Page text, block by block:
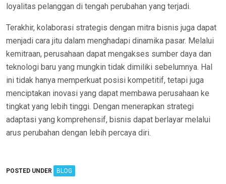
loyalitas pelanggan di tengah perubahan yang terjadi.
Terakhir, kolaborasi strategis dengan mitra bisnis juga dapat
menjadi cara jitu dalam menghadapi dinamika pasar. Melalui
kemitraan, perusahaan dapat mengakses sumber daya dan
teknologi baru yang mungkin tidak dimiliki sebelumnya. Hal
ini tidak hanya memperkuat posisi kompetitif, tetapi juga
menciptakan inovasi yang dapat membawa perusahaan ke
tingkat yang lebih tinggi. Dengan menerapkan strategi
adaptasi yang komprehensif, bisnis dapat berlayar melalui
arus perubahan dengan lebih percaya diri.
POSTED UNDER BLOG